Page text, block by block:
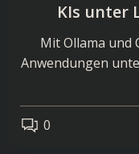
KIs unter
Mit Ollama und
Anwendungen
0